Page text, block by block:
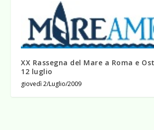
XX Rassegna del Mare a Roma e
12 luglio
giovedì 2/Luglio/2009